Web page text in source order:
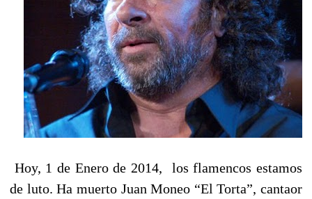
Hoy, 1 de Enero de 2014, los flamencos estamos
de luto. Ha muerto Juan Moneo “El Torta”, cantaor